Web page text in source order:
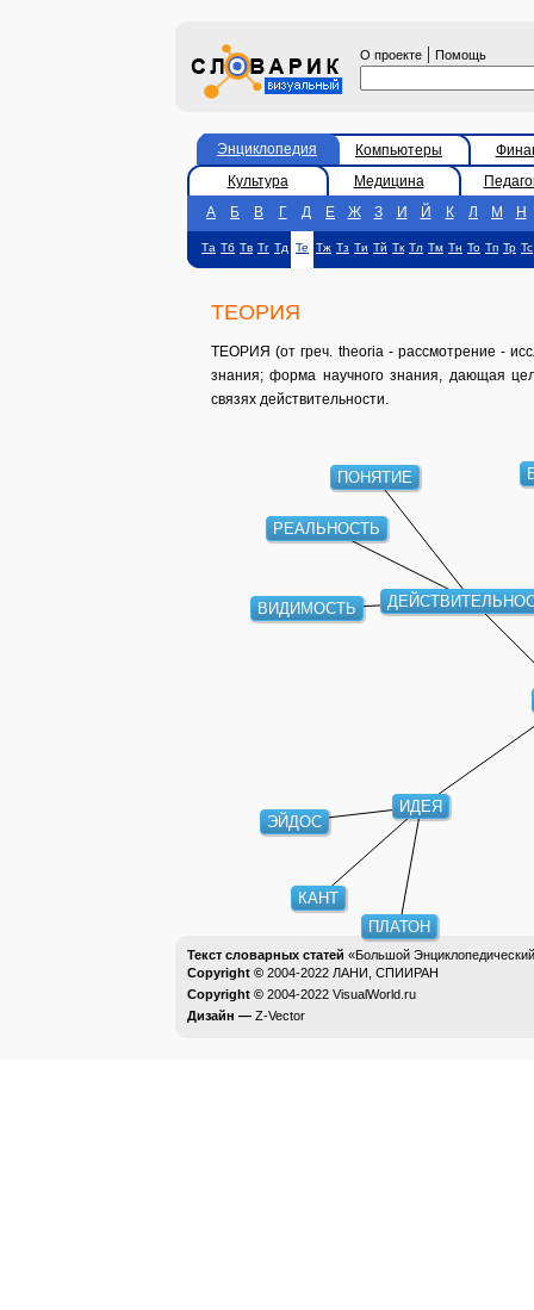
О проекте | Помощь
Энциклопедия Компьютеры
Культура
Медицина
А
Б В Г Д Е Ж З И Й К Л М Н
Та Тб Тв Тг Тд Те Тж Тз Ти Тй Тк Тл Тм Тн То Тп Тр Тс
ТЕОРИЯ
ТЕОРИЯ (от греч. theoria - рассмотрение -
знания; форма научного знания, дающая
связях действительности.
ИДЕЯ
ВИДИМОСТЬ
РЕАЛЬНОСТЬ
ПОНЯТИЕ
ЭЙДОС
КАНТ
ПЛАТОН
Текст словарных статей «Большой
Copyright © 2004-2022 ЛАНИ, СПИИРАН
Copyright © 2004-2022 VisualWorld.ru
Дизайн — Z-Vector